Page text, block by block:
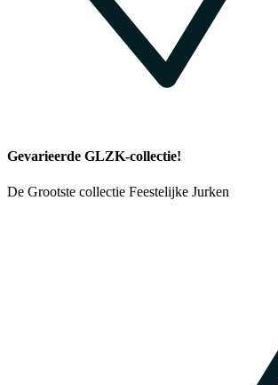
Gevarieerde GLZK-collectie!
De Grootste collectie Feestelijke Jurken